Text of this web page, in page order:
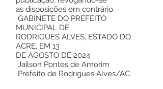
as disposições em contrário.
GABINETE DO PREFEITO
MUNICIPAL DE
RODRIGUES ALVES, ESTADO DO
ACRE, EM 13
DE AGOSTO DE 2024
Jailson Pontes de Amorim
Prefeito de Rodrigues Alves/AC